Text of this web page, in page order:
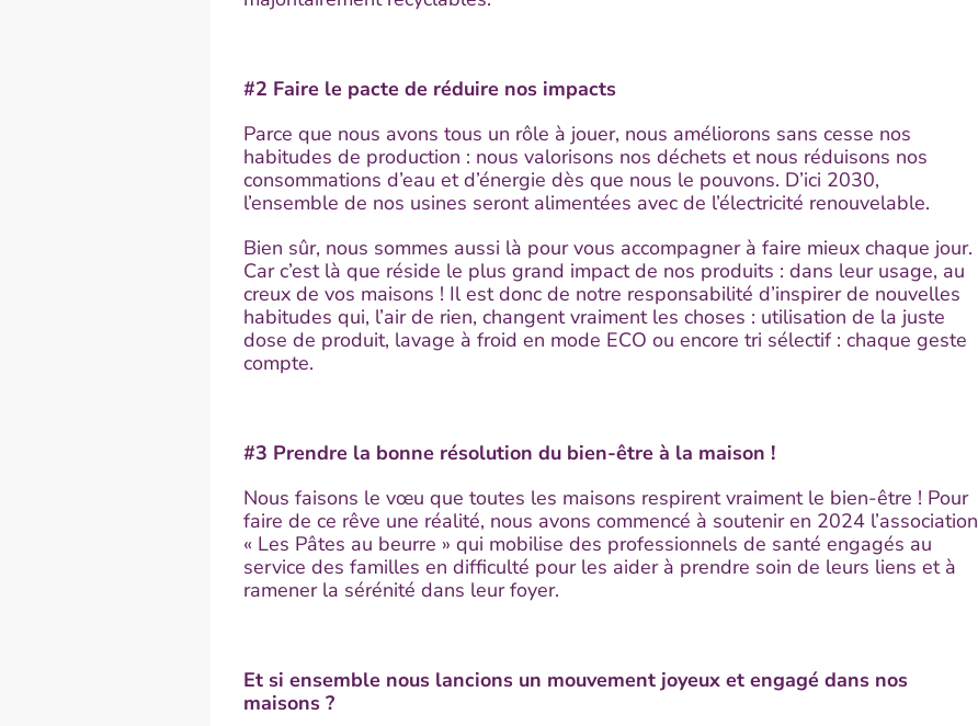
#2 Faire le pacte de réduire nos impacts
Parce que nous avons tous un rôle à jouer, nous améliorons sans cesse nos
habitudes de production : nous valorisons nos déchets et nous réduisons nos
consommations d’eau et d’énergie dès que nous le pouvons. D’ici 2030,
l’ensemble de nos usines seront alimentées avec de l’électricité renouvelable.
Bien sûr, nous sommes aussi là pour vous accompagner à faire mieux chaque jour.
Car c’est là que réside le plus grand impact de nos produits : dans leur usage, au
creux de vos maisons ! Il est donc de notre responsabilité d’inspirer de nouvelles
habitudes qui, l’air de rien, changent vraiment les choses : utilisation de la juste
dose de produit, lavage à froid en mode ECO ou encore tri sélectif : chaque geste
compte.
#3 Prendre la bonne résolution du bien-être à la maison !
Nous faisons le vœu que toutes les maisons respirent vraiment le bien-être ! Pour
faire de ce rêve une réalité, nous avons commencé à soutenir en 2024 l’association
« Les Pâtes au beurre » qui mobilise des professionnels de santé engagés au
service des familles en difficulté pour les aider à prendre soin de leurs liens et à
ramener la sérénité dans leur foyer.
Et si ensemble nous lancions un mouvement joyeux et engagé dans nos
maisons ?